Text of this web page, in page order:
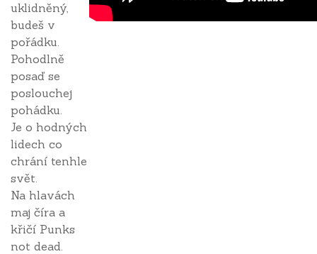
uklidněný,
budeš v
pořádku.
Pohodlně
posaď se
poslouchej
pohádku.
Je o hodných
lidech co
chrání tenhle
svět.
Na hlavách
maj číra a
křičí Punks
not dead.